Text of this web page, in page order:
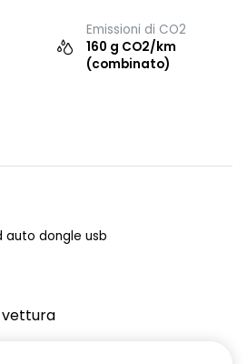
Emissioni di CO2
160 g CO2/km
(combinato)
auto dongle usb
vettura